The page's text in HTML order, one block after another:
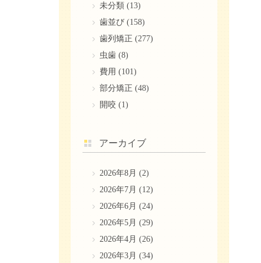
未分類(13)
歯並び(158)
歯列矯正 (277)
虫歯(8)
費用 (101)
部分矯正 (48)
開咬 (1)
アーカイブ
2026年8月 (2)
2026年7月 (12)
2026年6月 (24)
2026年5月 (29)
2026年4月 (26)
2026年3月 (34)